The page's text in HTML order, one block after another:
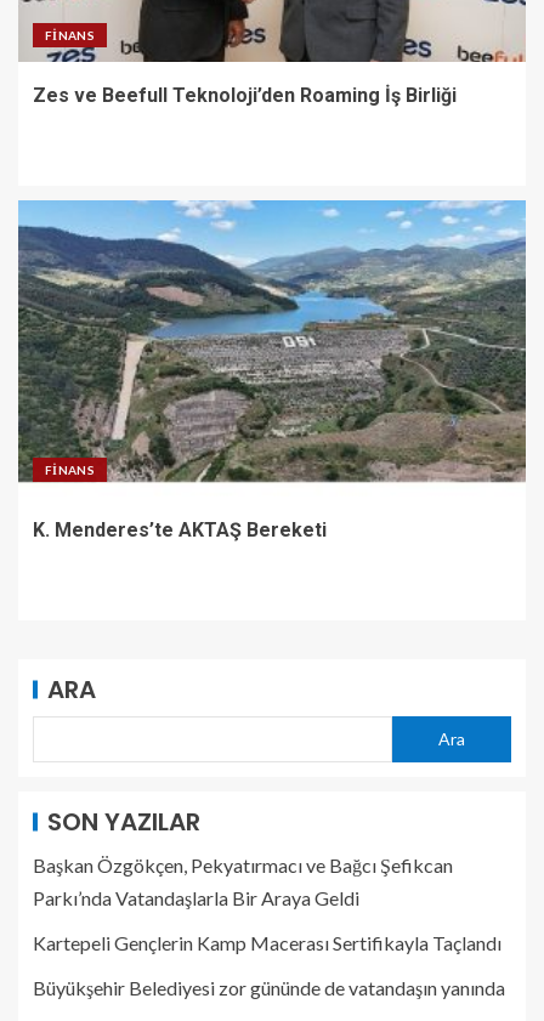
FINANS
Zes ve Beefull Teknoloji’den Roaming İş Birliği
FINANS
K. Menderes’te AKTAŞ Bereketi
ARA
Ara
SON YAZILAR
Başkan Özgökçen, Pekyatırmacı ve Bağcı Şefikcan
Parkı’nda Vatandaşlarla Bir Araya Geldi
Kartepeli Gençlerin Kamp Macerası Sertifikayla Taçlandı
Büyükşehir Belediyesi zor gününde de vatandaşın yanında